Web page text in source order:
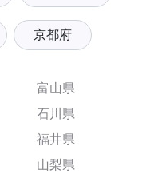
京都府
富山県
石川県
福井県
山梨県